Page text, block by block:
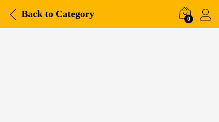
Back to Category 0